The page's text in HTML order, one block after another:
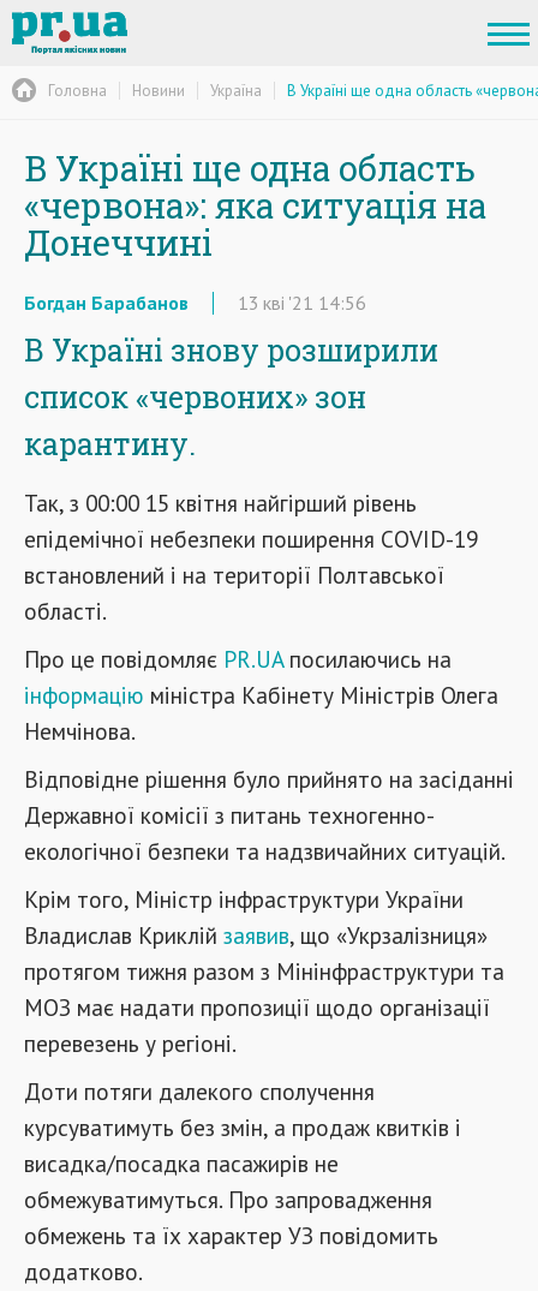
Головна Новини Україна В Україні ще одна область
В Україні ще одна область
«червона»: яка ситуація на
Донеччині
Богдан Барабанов 13 кві '21 14:56
В Україні знову розширили
список «червоних» зон
карантину.
Так, з 00:00 15 квітня найгірший рівень
епідемічної небезпеки поширення COVID-19
встановлений і на території Полтавської
області.
Про це повідомляє PR.UAпосилаючись на
інформацію міністра Кабінету Міністрів Олега
Немчінова.
Відповідне рішення було прийнято на засіданні
Державної комісії з питань техногенно-
екологічної безпеки та надзвичайних ситуацій.
Крім того, Міністр інфраструктури України
Владислав Криклій заявив, що «Укрзалізниця»
протягом тижня разом з Мінінфраструктури та
МОЗ має надати пропозиції щодо організації
перевезень у регіоні.
Доти потяги далекого сполучення
курсуватимуть без змін, а продаж квитків і
висадка/посадка пасажирів не
обмежуватимуться. Про запровадження
обмежень та їх характер УЗ повідомить
додатково.